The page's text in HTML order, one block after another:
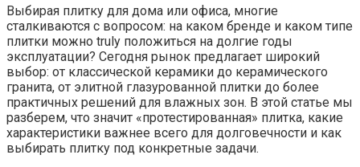
Выбирая плитку для дома или офиса, многие
сталкиваются с вопросом: на каком бренде и каком типе
плитки можно truly положиться на долгие годы
эксплуатации? Сегодня рынок предлагает широкий
выбор: от классической керамики до керамического
гранита, от элитной глазурованной плитки до более
практичных решений для влажных зон. В этой статье мы
разберем, что значит «протестированная» плитка, какие
характеристики важнее всего для долговечности и как
выбирать плитку под конкретные задачи.